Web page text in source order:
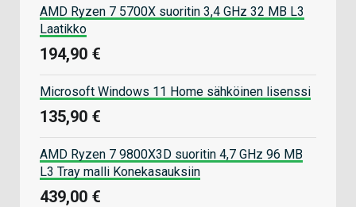
AMD Ryzen 7 5700X suoritin 3,4 GHz 32 MB L3
Laatikko
194,90 €
Microsoft Windows 11 Home sähköinen lisenssi
135,90 €
AMD Ryzen 7 9800X3D suoritin 4,7 GHz 96 MB
L3 Tray malli Konekasauksiin
439,00 €